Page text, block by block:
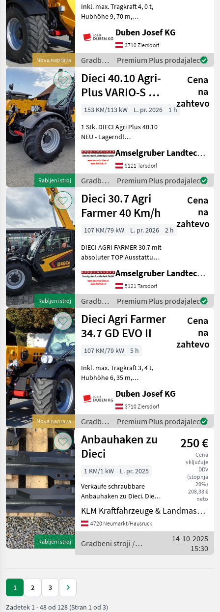
Nova naprava
Inkl. max. Tragkraft 4, 0 t,
Hubhöhe 9, 70 m,
Vario-Hydrostatantrieb mit
zwei Antriebsmotoren, vier
Fahrmodi, elektronisches
Inch-Pedal, Joy
Duben Josef KG
3710 Ziersdorf
Gradbeni
stroji /
Dieci
Premium Plus prodajalec
Rabljeni stroj
Dieci 40.10 Agri-
Plus VARIO-S mit
Druckluft
Vollaussta
Cena
na
zahtevo
153 KM/113 kW L. pr. 2026
1 h
1 Stk. DIECI Agri Plus 40.10
NEU - Lagernd!
Effizienz zum Besten Preis-
Leistungs-Verhältnis! + 153
PS 4 Zylinder FPT Motor mit
4, 5 lt Hubr
Amselgruber Landtechnik GmbH
5121 Tarsdorf
Gradbeni
stroji /
Dieci
Premium Plus prodajalec
Rabljeni stroj
Dieci 30.7 Agri
Farmer 40 Km/h
Cena
na
zahtevo
107 KM/79 kW L. pr. 2026
2 h
DIECI AGRI FARMER 30.7 mit
absoluter TOP Ausstattung
Kubota
Baumaschinenmotor mit
3.800 ccm -
Hydraulikleistung: 100
lt/min -Bauhöhe nur
Amselgruber Landtechnik GmbH
5121 Tarsdorf
Gradbeni
stroji /
Dieci
Premium Plus prodajalec
Nova naprava
Dieci Agri Farmer
34.7 GD EVO II
Cena
na
zahtevo
107 KM/79 kW
5 h
Inkl. max. Tragkraft 3, 4 t,
Hubhöhe 6, 35 m,
4 in 1 mit Flow Sharing und
FNR-Umschaltung, hydr.
Schnellwechselsystem,
Luftfedersitz, 100-l-
Duben Josef KG
3710 Ziersdorf
Gradbeni
stroji /
Dieci
Premium Plus prodajalec
Rabljeni stroj
Anbauhaken zu
Dieci
250 €
Cena
vključuje
DDV
(stopnja
20%)
208,33 €
neto
1 KM/1 kW
L. pr. 2025
Verkaufe schraubbare
Anbauhaken zu Dieci. Die
Maße sind von der Dieci-
Medium laut Foto.
hidrostatsko, 4-kolesni,
: 4-kolesni Gradbeni s
KLM Kraftfahrzeuge & Landmaschinen GmbH
4720 Neumarkt/Hausruck
Gradbeni stroji /
Dieci
14-10-2025
15:30
1 2 3
Zadetek 1-48od 128 (Stran 1 od 3)